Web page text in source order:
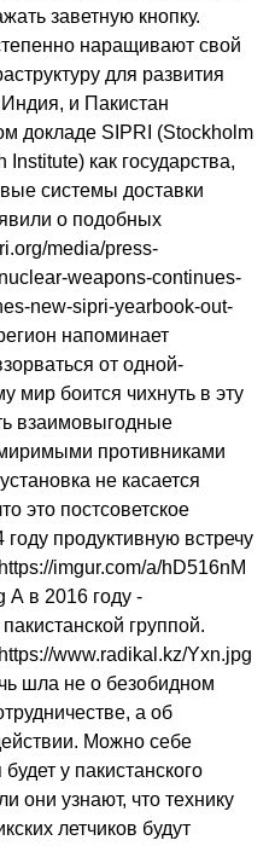
заветную кнопку.
наращивают свой
для развития
и Пакистан
докладе SIPRI (Stockholm
как государства,
системы доставки
о подобных
media/press-
weapons-continues-
new-sipri-yearbook-out-
напоминает
от одной-
мир боится чихнуть в эту
взаимовыгодные
противниками
не касается
это постсоветское
продуктивную встречу
imgur.com/a/hD516nM
А в 2016 году -
группой.
www.radikal.kz/Yxn.jpg
шла не о безобидном
а об
Можно себе
у пакистанского
они узнают, что технику
летчиков будут